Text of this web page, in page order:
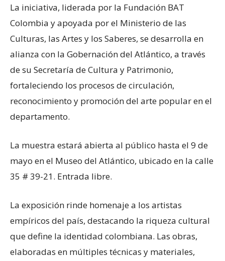
La iniciativa, liderada por la Fundación BAT
Colombia y apoyada por el Ministerio de las
Culturas, las Artes y los Saberes, se desarrolla en
alianza con la Gobernación del Atlántico, a través
de su Secretaría de Cultura y Patrimonio,
fortaleciendo los procesos de circulación,
reconocimiento y promoción del arte popular en el
departamento.
La muestra estará abierta al público hasta el 9 de
mayo en el Museo del Atlántico, ubicado en la calle
35 # 39-21. Entrada libre.
La exposición rinde homenaje a los artistas
empíricos del país, destacando la riqueza cultural
que define la identidad colombiana. Las obras,
elaboradas en múltiples técnicas y materiales,